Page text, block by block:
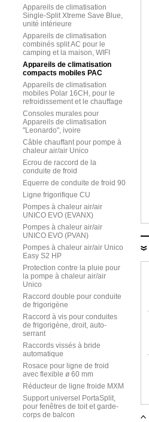
Appareils de climatisation
Single-Split Xtreme Save Blue,
unité intérieure
Appareils de climatisation
combinés split AC pour le
camping et la maison, WIFI
Appareils de climatisation
compacts mobiles PAC
Appareils de climatisation
mobiles Polar 16CH, pour le
refroidissement et le chauffage
Consoles murales pour
Appareils de climatisation
"Leonardo", ivoire
Câble chauffant pour pompe à
chaleur air/air Unico
Ecrou de raccord de la
conduite de froid
Equerre de conduite de froid 90
Ligne frigorifique CU
Pompes à chaleur air/air
UNICO EVO (EVANX)
Pompes à chaleur air/air
UNICO EVO (PVAN)
Pompes à chaleur air/air Unico
Easy S2 HP
Protection contre la pluie pour
la pompe à chaleur air/air
Unico
Raccord double pour conduite
de frigorigène
Raccord à vis pour conduites
de frigorigène, droit, auto-
serrant
Raccords vissés à bride
automatique
Rosace pour ligne de froid
avec flexible ø 60 mm
Réducteur de ligne froide MXM
Support universel PortaSplit,
pour fenêtres de toit et garde-
corps de balcon